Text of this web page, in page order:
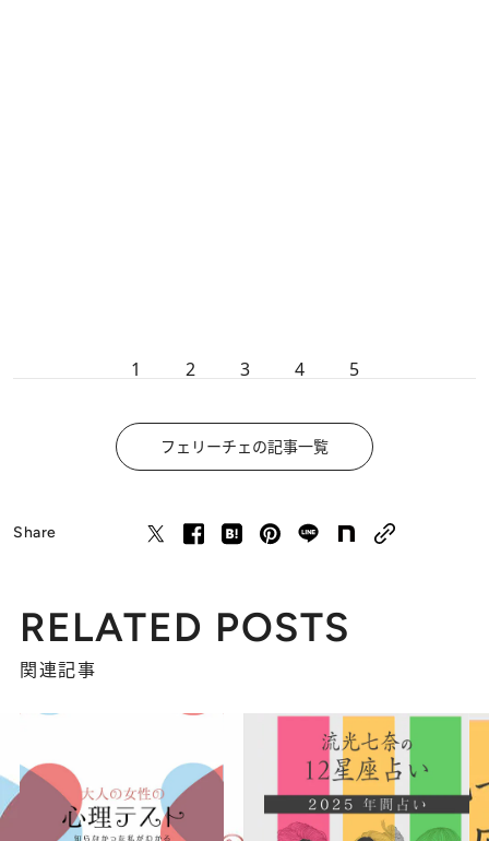
1 2 3 4 5
フェリーチェの記事一覧
Share
RELATED POSTS
関連記事